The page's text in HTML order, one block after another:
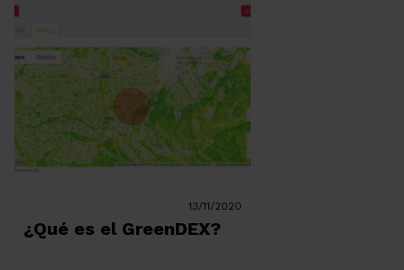
13/11/2020
¿Qué es el GreenDEX?